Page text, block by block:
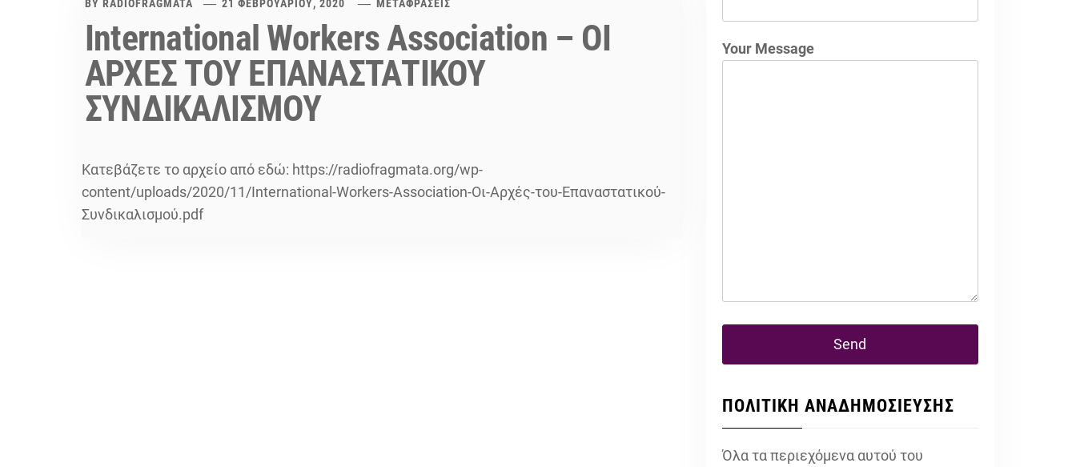
BY RADIOFRAGMATA 21 ΦΕΒΡΟΥΑΡΊΟΥ, 2020 ΜΕΤΑΦΡΑΣΕΙΣ
International Workers Association – ΟΙ
ΑΡΧΕΣ ΤΟΥ ΕΠΑΝΑΣΤΑΤΙΚΟΥ
ΣΥΝΔΙΚΑΛΙΣΜΟΥ
Κατεβάζετε το αρχείο από εδώ: https://radiofragmata.org/wp-
content/uploads/2020/11/International-Workers-Association-Οι-Αρχές-του-Επαναστατικού-
Συνδικαλισμού.pdf
Your Message
ΠΟΛΙΤΙΚΗ ΑΝΑΔΗΜΟΣΙΕΥΣΗΣ
Όλα τα περιεχόμενα αυτού του